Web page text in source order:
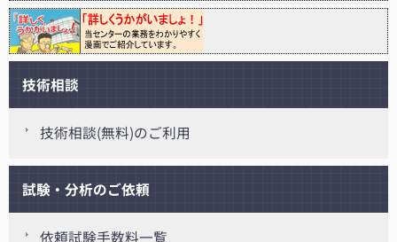
技術相談
技術相談(無料)のご利用
試験・分析のご依頼
依頼試験手数料一覧